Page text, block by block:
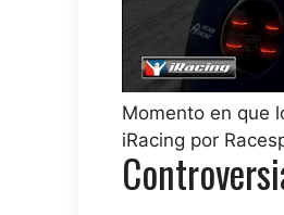
Momento en que
iRacing por